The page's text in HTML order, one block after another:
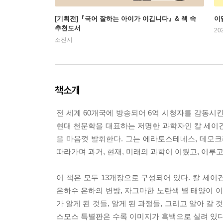
[기획전]『국어 잘하는 아이가 이깁니다』& 책 속
추천도서
소진시
이
책소개
전 세계 60개국에 방송되어 6억 시청자를 감동시
현대 천문학을 대표하는 저명한 과학자인 칼 세
을 마음껏 발휘한다. 그는 에라토스테네스, 데모
따라가며 과거, 현재, 미래의 과학이 이뤘고, 이루
이 책은 모두 13개장으로 구성되어 있다. 칼 세
은하수 은하의 변방, 자그마한 노란색 별 태양이
가 알게 된 것들, 알게 된 과정들, 그리고 알아 갈
스모스 특별판은 수록 이미지가 흑백으로 실려 있